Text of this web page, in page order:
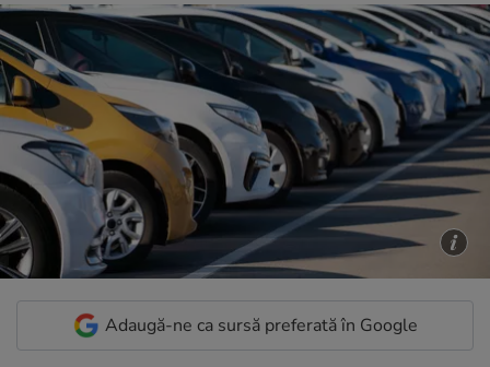
Adaugă-ne ca sursă preferată în Google